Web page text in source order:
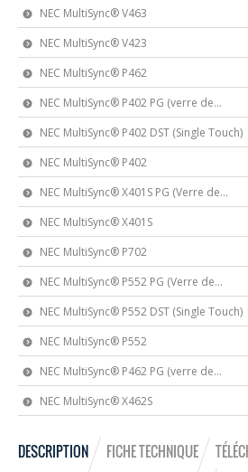
NEC MultiSync® V463
NEC MultiSync® V423
NEC MultiSync® P462
NEC MultiSync® P402 PG (verre de...
NEC MultiSync® P402 DST (Single Touch)
NEC MultiSync® P402
NEC MultiSync® X401S PG (Verre de...
NEC MultiSync® X401S
NEC MultiSync® P702
NEC MultiSync® P552 PG (Verre de...
NEC MultiSync® P552 DST (Single Touch)
NEC MultiSync® P552
NEC MultiSync® P462 PG (verre de...
NEC MultiSync® X462S
DESCRIPTION FICHE TECHNIQUE